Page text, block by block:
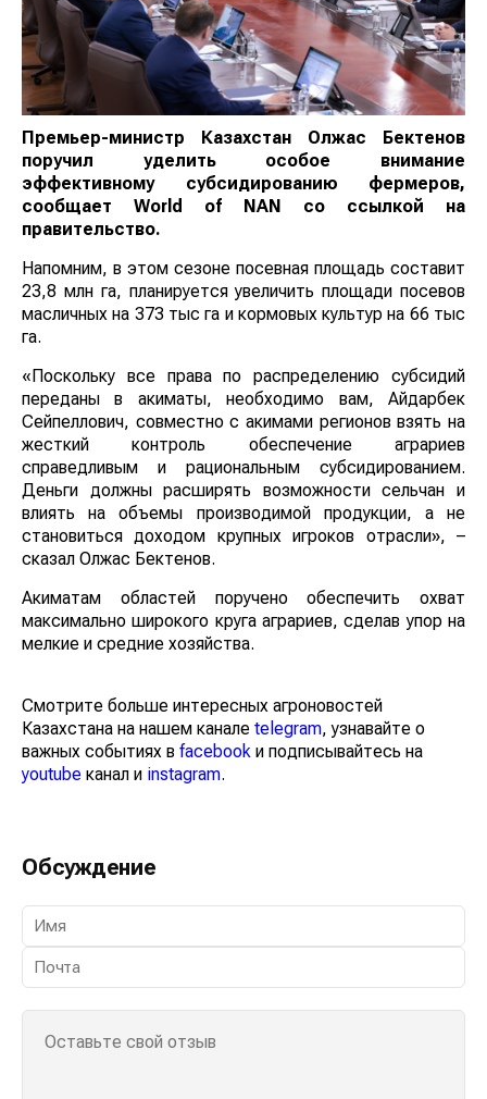
Премьер-министр Казахстан Олжас Бектенов
поручил уделить особое внимание
эффективному субсидированию фермеров,
сообщает World of NAN
со ссылкой на
правительство.
Напомним, в этом сезоне посевная площадь составит
23,8 млн га, планируется увеличить площади посевов
масличных на 373 тыс га и кормовых культур на 66 тыс
га.
«Поскольку все права по распределению субсидий
переданы в акиматы, необходимо вам, Айдарбек
Сейпеллович, совместно с акимами регионов взять на
жесткий контроль обеспечение аграриев
справедливым и рациональным субсидированием.
Деньги должны расширять возможности сельчан и
влиять на объемы производимой продукции, а не
становиться доходом крупных игроков отрасли», –
сказал Олжас Бектенов.
Акиматам областей поручено обеспечить охват
максимально широкого круга аграриев, сделав упор на
мелкие и средние хозяйства.
Смотрите больше интересных агроновостей
Казахстана на нашем канале telegram, узнавайте о
важных событиях в facebook и подписывайтесь на
youtube канал и instagram.
Обсуждение